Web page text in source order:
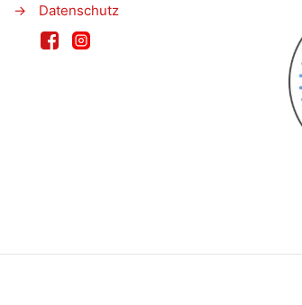
→
Datenschutz